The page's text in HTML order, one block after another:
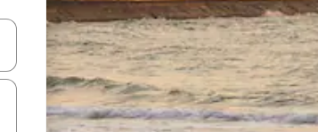
vya vishale vya juu na chini au uchunguze kwa